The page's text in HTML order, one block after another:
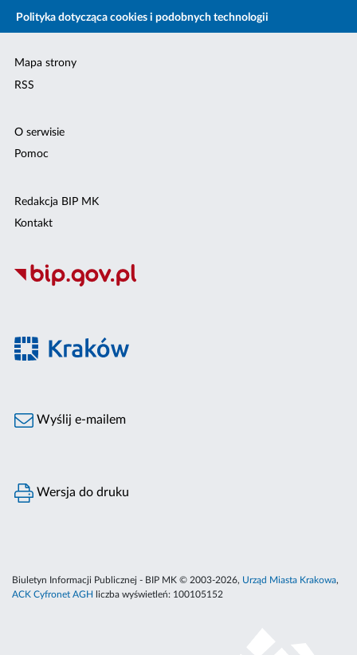
Polityka dotycząca cookies i podobnych technologii
Mapa strony
RSS
O serwisie
Pomoc
Redakcja BIP MK
Kontakt
Wyślij e-mailem
Wersja do druku
Biuletyn Informacji Publicznej - BIP MK © 2003-2026, Urząd Miasta Krakowa,
ACK Cyfronet AGH
liczba wyświetleń: 100105152